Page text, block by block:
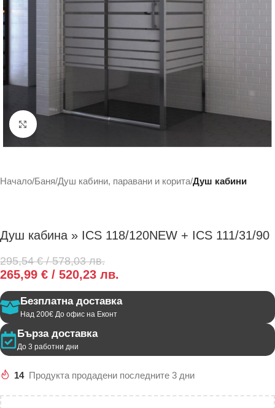
Click to enlarge
Начало Баня Душ кабини, паравани и корита Душ кабини
Душ кабина » ICS 118/120NEW + ICS 111/31/90
295,54€/ 578,03 лв.
265,99 € / 520,23 лв.
Безплатна доставка
Над 200€ До офис на Еконт
Бърза доставка
До 3 работни дни
14 Продукта продадени последните 3 дни